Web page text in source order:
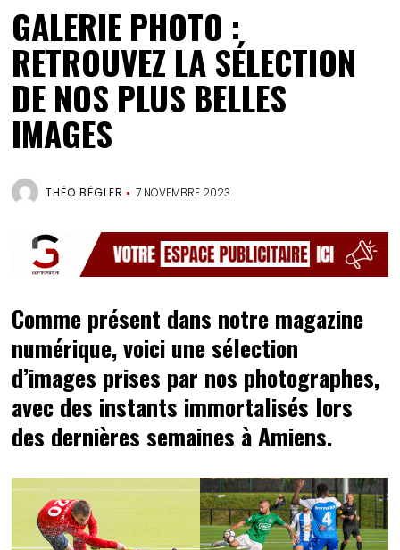
GALERIE PHOTO :
RETROUVEZ LA SÉLECTION
DE NOS PLUS BELLES
IMAGES
THÉO BÉGLER 7 NOVEMBRE 2023
Comme présent dans notre magazine
numérique, voici une sélection
d’images prises par nos photographes,
avec des instants immortalisés lors
des dernières semaines à Amiens.